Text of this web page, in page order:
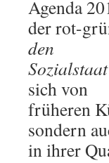
Agenda
der rot-
den
sich von
früheren
sondern
in ihrer